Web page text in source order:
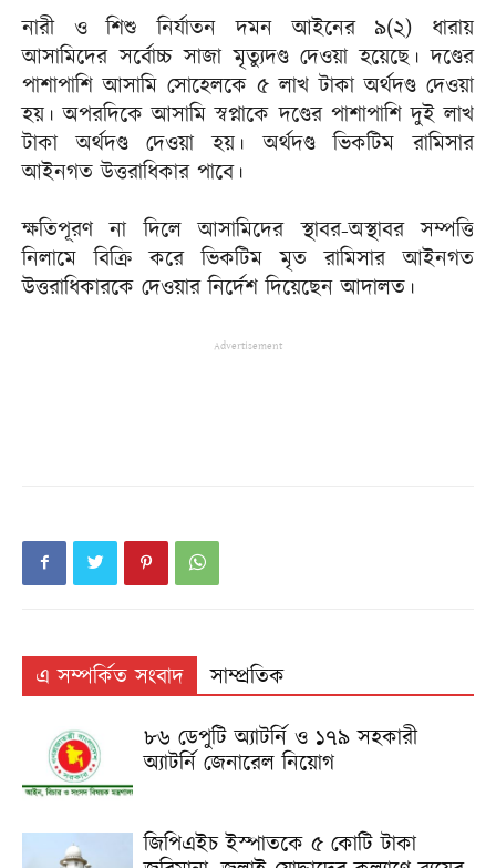
নারী ও শিশু নির্যাতন দমন আইনের ৯(২) ধারায়
আসামিদের সর্বোচ্চ সাজা মৃত্যুদণ্ড দেওয়া হয়েছে। দণ্ডের
পাশাপাশি আসামি সোহেলকে ৫ লাখ টাকা অর্থদণ্ড দেওয়া
হয়। অপরদিকে আসামি স্বপ্নাকে দণ্ডের পাশাপাশি দুই লাখ
টাকা অর্থদণ্ড দেওয়া হয়। অর্থদণ্ড ভিকটিম রামিসার
আইনগত উত্তরাধিকার পাবে।
ক্ষতিপূরণ না দিলে আসামিদের স্থাবর-অস্থাবর সম্পত্তি
নিলামে বিক্রি করে ভিকটিম মৃত রামিসার আইনগত
উত্তরাধিকারকে দেওয়ার নির্দেশ দিয়েছেন আদালত।
Advertisement
এ সম্পর্কিত সংবাদ
সাম্প্রতিক
৮৬ ডেপুটি অ্যাটর্নি ও ১৭৯ সহকারী
অ্যাটর্নি জেনারেল নিয়োগ
জিপিএইচ ইস্পাতকে ৫ কোটি টাকা